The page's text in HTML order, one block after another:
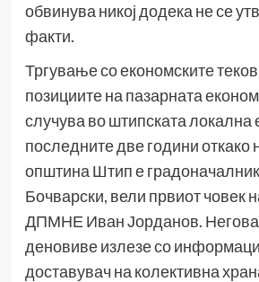
обвинува никој додека не се
факти.
Тргување со економските
позициите на пазарната
случува во штипската локална
последните две години откако
општина Штип е
Бочварски, вели првиот
ДПМНЕ Иван Јорданов.
деновиве излезе со
доставувач на колективна